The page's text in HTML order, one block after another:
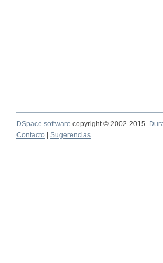
DSpace software copyright © 2002-2015
Contacto
Sugerencias